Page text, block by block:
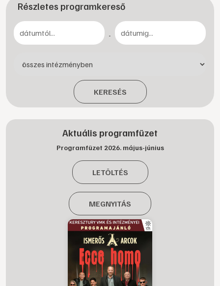
Részletes programkereső
-
KERESÉS
Aktuális programfüzet
Programfüzet 2026. május-június
LETÖLTÉS
MEGNYITÁS